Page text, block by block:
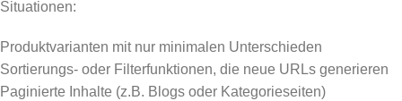
Situationen:
Produktvarianten mit nur minimalen Unterschieden
Sortierungs- oder Filterfunktionen, die neue URLs generieren
Paginierte Inhalte (z.B. Blogs oder Kategorieseiten)